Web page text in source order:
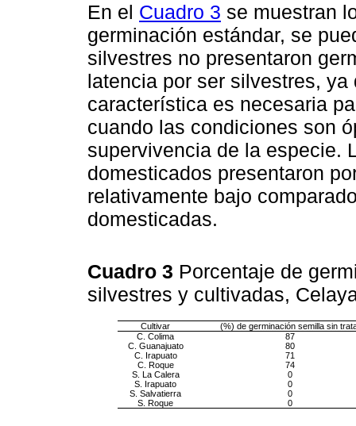
En el Cuadro 3 se muestran
germinación estándar, se
silvestres no presentaron
latencia por ser silvestres,
característica es necesaria
cuando las condiciones son
supervivencia de la especie.
domesticados presentaron
relativamente bajo
domesticadas.
Cuadro 3 Porcentaje de
silvestres y cultivadas,
Cultivar
(%) de germinación semilla sin
C. Colima
87
C. Guanajuato
80
C. Irapuato
71
C. Roque
74
S. La Calera
0
S. Irapuato
0
S. Salvatierra
0
S. Roque
0